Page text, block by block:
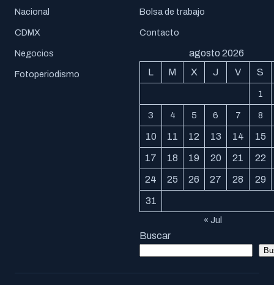
Nacional
CDMX
Negocios
Fotoperiodismo
Bolsa de trabajo
Contacto
agosto 2026
L
M X J V S
1
3 4 5 6 7 8
10 11 12 13 14 15
17 18 19 20 21 22
24 25 26 27 28 29
31
« Jul
Buscar